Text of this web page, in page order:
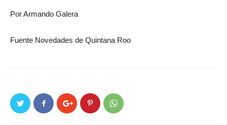
Por Armando Galera
Fuente Novedades de Quintana Roo